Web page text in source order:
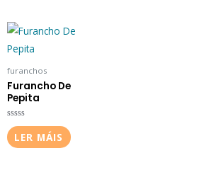
furanchos
Furancho De
Pepita
Valorado
en
0
de
LER MÁIS